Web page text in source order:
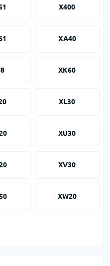
X400
XA40
XK60
XL30
XU30
XV30
XW20